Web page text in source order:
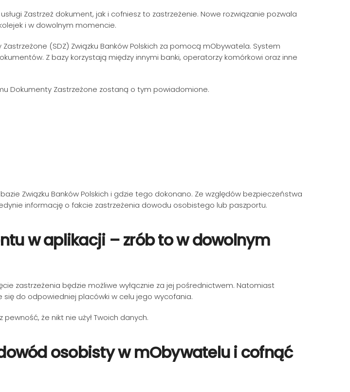
Zastrzeż dokument, jak i cofniesz to zastrzeżenie. Nowe rozwiązanie pozwala
i w dowolnym momencie.
(SDZ) Związku Banków Polskich za pomocą mObywatela. System
Z bazy korzystają między innymi banki, operatorzy komórkowi oraz inne
Dokumenty Zastrzeżone zostaną o tym powiadomione.
Związku Banków Polskich i gdzie tego dokonano. Ze względów bezpieczeństwa
informację o fakcie zastrzeżenia dowodu osobistego lub paszportu.
w aplikacji – zrób to w dowolnym
zastrzeżenia będzie możliwe wyłącznie za jej pośrednictwem. Natomiast
się do odpowiedniej placówki w celu jego wycofania.
że nikt nie użył Twoich danych.
osobisty w mObywatelu i cofnąć